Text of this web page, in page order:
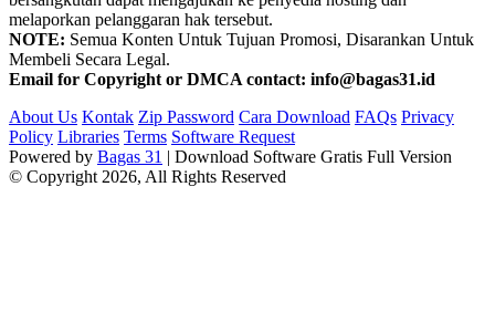
melaporkan pelanggaran hak tersebut.
NOTE: Semua Konten Untuk Tujuan Promosi, Disarankan Untuk
Membeli Secara Legal.
Email for Copyright or DMCA contact: info@bagas31.id
About Us Kontak Zip Password Cara Download FAQs Privacy
Policy Libraries Terms Software Request
Powered by Bagas 31 | Download Software Gratis Full Version
© Copyright 2026, All Rights Reserved